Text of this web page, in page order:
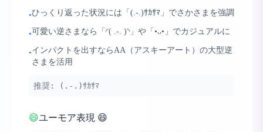
•ひっくり返った状況には「(.-.)ｻｶｻﾏ」でさかさまを強調
•可愛い逆さまなら「◜( .-. )◝」や「•ᴗ•」でカジュアルに
•インパクトを出すならAA（アスキーアート）の大型逆
さまを活用
推奨: (.-.)ｻｶｻﾏ
😄ユーモア表現 😄